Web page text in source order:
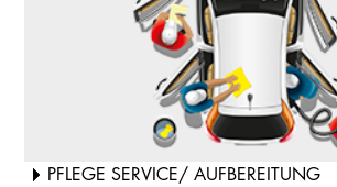
PFLEGE SERVICE/ AUFBEREITUNG